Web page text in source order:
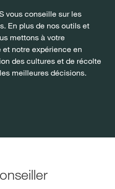
vous conseille sur les
En plus de nos outils et
mettons à votre
notre expérience en
des cultures et de récolte
meilleures décisions.